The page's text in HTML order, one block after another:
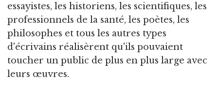
essayistes, les historiens, les scientifiques, les
professionnels de la santé, les poètes, les
philosophes et tous les autres types
d'écrivains réalisèrent qu'ils pouvaient
toucher un public de plus en plus large avec
leurs œuvres.